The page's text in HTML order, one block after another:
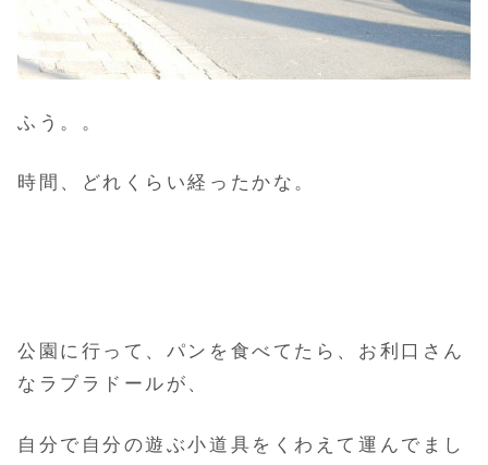
ふう。。
時間、どれくらい経ったかな。
公園に行って、パンを食べてたら、お利口さん
なラブラドールが、
自分で自分の遊ぶ小道具をくわえて運んでまし